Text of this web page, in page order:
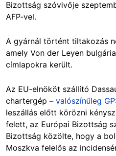
Bizottság szóvivője
AFP-vel.
A gyárnál történt tiltakozás
amely Von der Leyen
címlapokra került.
Az EU-elnököt szállító
chartergép – valószínűleg
leszállás előtt körözni
felett, az Európai Bizottság
Bizottság közölte, hogy a
Moszkva felelős az